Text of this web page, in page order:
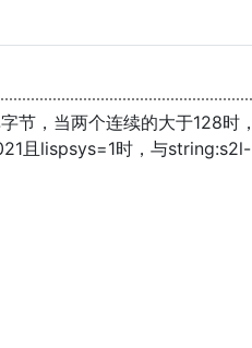
节，当两个连续的大于128时，
且lispsys=1时，与string:s2l-